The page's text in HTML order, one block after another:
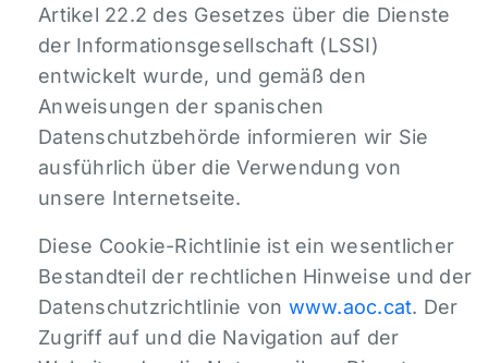
Artikel 22.2 des Gesetzes über die Dienste
der Informationsgesellschaft (LSSI)
entwickelt wurde, und gemäß den
Anweisungen der spanischen
Datenschutzbehörde informieren wir Sie
ausführlich über die Verwendung von
unsere Internetseite.
Diese Cookie-Richtlinie ist ein wesentlicher
Bestandteil der rechtlichen Hinweise und der
Datenschutzrichtlinie von www.aoc.cat. Der
Zugriff auf und die Navigation auf der